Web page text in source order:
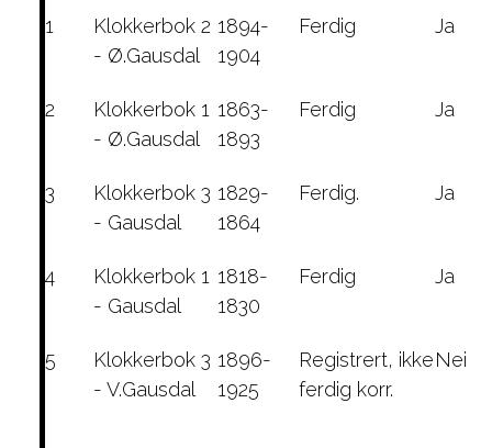
1
Klokkerbok 2
- Ø.Gausdal
1894-
1904
Ferdig Ja
2
Klokkerbok 1
- Ø.Gausdal
1863-
1893
Ferdig Ja
3
Klokkerbok 3
- Gausdal
1829-
1864
Ferdig. Ja
4
Klokkerbok 1
- Gausdal
1818-
1830
Ferdig Ja
5
Klokkerbok 3
- V.Gausdal
1896-
1925
Registrert, ikke
ferdig korr.
Nei